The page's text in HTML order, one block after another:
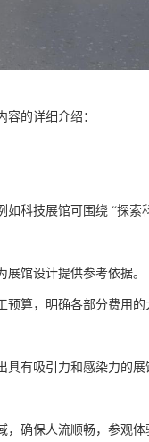
的详细介绍：
科技展馆可围绕 “探索
馆设计提供参考依据。
算，明确各部分费用的
有吸引力和感染力的
确保人流顺畅，参观